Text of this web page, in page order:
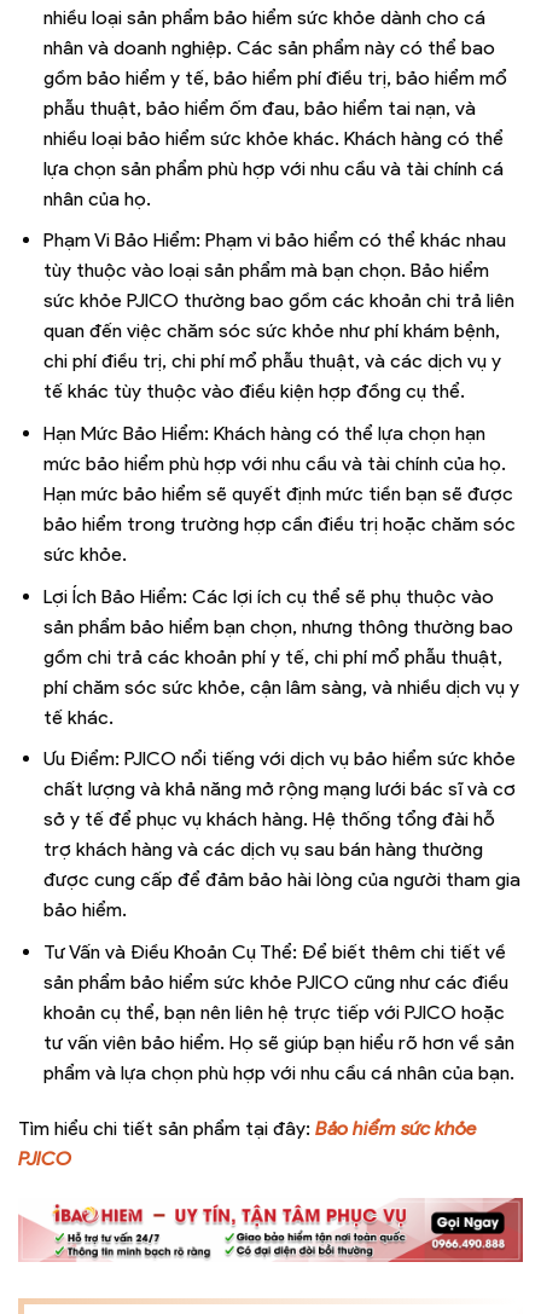
nhiều loại sản phẩm bảo hiểm sức khỏe dành cho cá
nhân và doanh nghiệp. Các sản phẩm này có thể bao
gồm bảo hiểm y tế, bảo hiểm phí điều trị, bảo hiểm mổ
phẫu thuật, bảo hiểm ốm đau, bảo hiểm tai nạn, và
nhiều loại bảo hiểm sức khỏe khác. Khách hàng có thể
lựa chọn sản phẩm phù hợp với nhu cầu và tài chính cá
nhân của họ.
Phạm Vi Bảo Hiểm: Phạm vi bảo hiểm có thể khác nhau
tùy thuộc vào loại sản phẩm mà bạn chọn. Bảo hiểm
sức khỏe PJICO thường bao gồm các khoản chi trả liên
quan đến việc chăm sóc sức khỏe như phí khám bệnh,
chi phí điều trị, chi phí mổ phẫu thuật, và các dịch vụ y
tế khác tùy thuộc vào điều kiện hợp đồng cụ thể.
Hạn Mức Bảo Hiểm: Khách hàng có thể lựa chọn hạn
mức bảo hiểm phù hợp với nhu cầu và tài chính của họ.
Hạn mức bảo hiểm sẽ quyết định mức tiền bạn sẽ được
bảo hiểm trong trường hợp cần điều trị hoặc chăm sóc
sức khỏe.
Lợi Ích Bảo Hiểm: Các lợi ích cụ thể sẽ phụ thuộc vào
sản phẩm bảo hiểm bạn chọn, nhưng thông thường bao
gồm chi trả các khoản phí y tế, chi phí mổ phẫu thuật,
phí chăm sóc sức khỏe, cận lâm sàng, và nhiều dịch vụ y
tế khác.
Ưu Điểm: PJICO nổi tiếng với dịch vụ bảo hiểm sức khỏe
chất lượng và khả năng mở rộng mạng lưới bác sĩ và cơ
sở y tế để phục vụ khách hàng. Hệ thống tổng đài hỗ
trợ khách hàng và các dịch vụ sau bán hàng thường
được cung cấp để đảm bảo hài lòng của người tham gia
bảo hiểm.
Tư Vấn và Điều Khoản Cụ Thể: Để biết thêm chi tiết về
sản phẩm bảo hiểm sức khỏe PJICO cũng như các điều
khoản cụ thể, bạn nên liên hệ trực tiếp với PJICO hoặc
tư vấn viên bảo hiểm. Họ sẽ giúp bạn hiểu rõ hơn về sản
phẩm và lựa chọn phù hợp với nhu cầu cá nhân của bạn.
Tìm hiểu chi tiết sản phẩm tại đây: Bảo hiểm sức khỏe
PJICO